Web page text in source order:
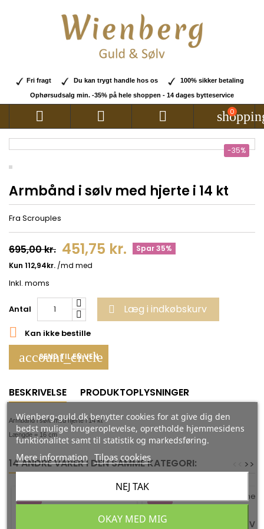
Fri fragt Du kan trygt handle hos os 100% sikker betaling
Ophørsudsalg min. -35% på hele shoppen - 14 dages bytteservice
   0
-35%
Armbånd i sølv med hjerte i 14 kt
Fra Scrouples
695,00 kr. 451,75 kr. Spar 35%
Inkl. moms
Antal  Læg i indkøbskurv
 Kan ikke bestille
account_circle
SEND TIL EN VEN
BESKRIVELSE PRODUKTOPLYSNINGER
Armbånd i sølv med hjerte i 14 kt
Længde = 16 cm
14 ANDRE VARER I DEN SAMME KATEGORI: >>
GULD ARMBÅND 14 KT. MED
BØRNE ARMBÅND I SØLV
Wienberg-guld.dk benytter cookies for at give dig den
bedst mulige brugeroplevelse, opretholde hjemmesidens
funktionalitet samt til statistik og markedsføring.
Mere information Tilpas cookies
NEJ TAK
OKAY MED MIG